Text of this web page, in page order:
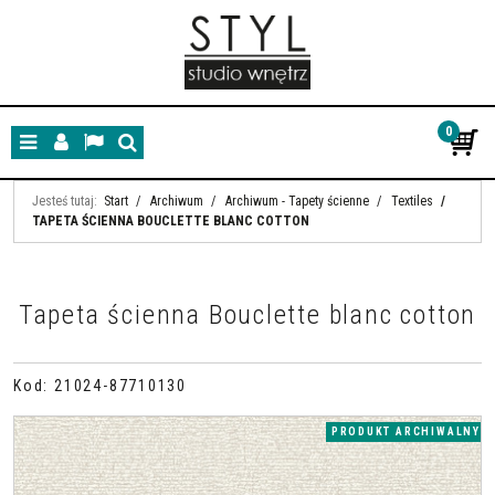
MenuPanelLangSzukaj
0
Jesteś tutaj: Start / Archiwum / Archiwum - Tapety ścienne / Textiles /
TAPETA ŚCIENNA BOUCLETTE BLANC COTTON
Tapeta ścienna Bouclette blanc cotton
Kod : 21024-87710130
PRODUKT ARCHIWALNY